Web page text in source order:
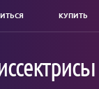
КУПИТЬ